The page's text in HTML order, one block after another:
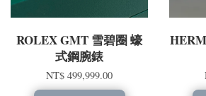
ROLEX GMT 雪碧圈 蠔
式鋼腕錶
NT$ 499,999.00